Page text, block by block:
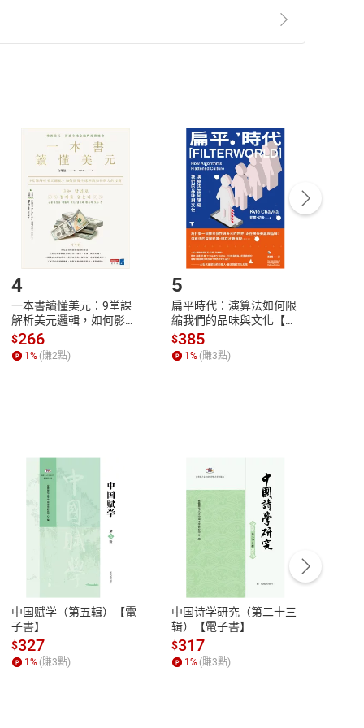
第2條第5款之規定，「非以有形媒介提供之數位
點選「瀏覽訂單明細」 「申請取消訂單/退
貨。
付款方式
Payment
完成訂單
Complete
號，下載書籍後看書
性
參
客服資訊
服務時間：週一到週五 10:00-12:00、
13:00-17:00 (國定假日及例假日休息)
客服電話：0080-1857077
4
一本書讀懂美元：9堂課
解析美元邏輯，如何影響
全球經濟和每個人的投資
【電子書】
$266
1% (賺2點)
5
扁平時代：演算法如何限
縮我們的品味與文化【電
子書】
$385
1% (賺3點)
中国赋学（第五辑）【電
子書】
$327
1% (賺3點)
中国诗学研究（第二十三
辑）【電子書】
$317
1% (賺3點)